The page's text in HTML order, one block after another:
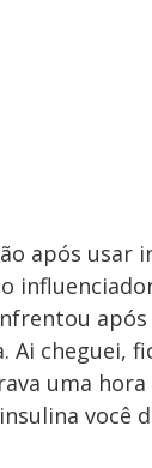
após usar
Ai cheguei,
uma
você